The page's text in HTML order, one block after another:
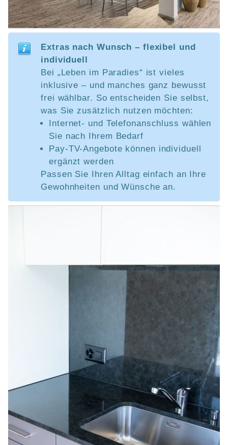
Extras nach Wunsch – flexibel und
individuell
Bei „Leben im Paradies“ ist vieles
inklusive – und manches ganz bewusst
frei wählbar. So entscheiden Sie selbst,
was Sie zusätzlich nutzen möchten:
Internet- und Telefonanschluss wählen
Sie nach Ihrem Bedarf
Pay-TV-Angebote können individuell
ergänzt werden
Passen Sie Ihren Alltag einfach an Ihre
Gewohnheiten und Wünsche an.